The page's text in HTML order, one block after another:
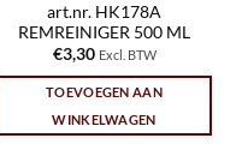
art.nr. HK178A
REMREINIGER 500 ML
€3,30 Excl. BTW
TOEVOEGEN AAN
WINKELWAGEN